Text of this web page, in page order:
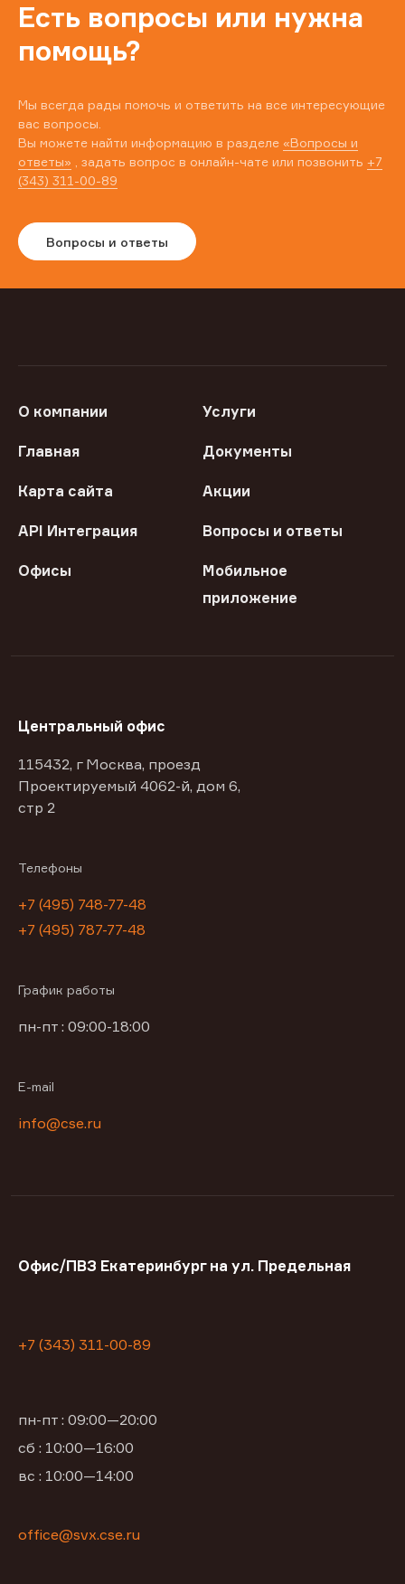
Есть вопросы или нужна
помощь?
Мы всегда рады помочь и ответить на все интересующие
вас вопросы.
Вы можете найти информацию в разделе «Вопросы и
ответы» , задать вопрос в онлайн-чате или позвонить +7
(343) 311-00-89
Вопросы и ответы
О компании Услуги
Главная Документы
Карта сайта Акции
API Интеграция Вопросы и ответы
Офисы
Мобильное
приложение
Центральный офис
115432, г Москва, проезд
Проектируемый 4062-й, дом 6,
стр 2
Телефоны
+7 (495) 748-77-48
+7 (495) 787-77-48
График работы
пн-пт : 09:00-18:00
E-mail
info@cse.ru
Офис/ПВЗ Екатеринбург на ул. Предельная
+7 (343) 311-00-89
пн-пт : 09:00—20:00
сб : 10:00—16:00
вс : 10:00—14:00
office@svx.cse.ru